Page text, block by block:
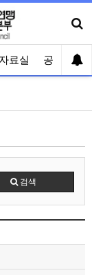
료실 공유게시
검색